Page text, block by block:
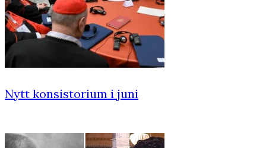
Nytt konsistorium i juni